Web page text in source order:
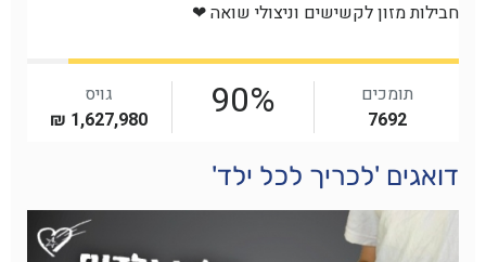
דואגים 'לכריך לכל ילד'